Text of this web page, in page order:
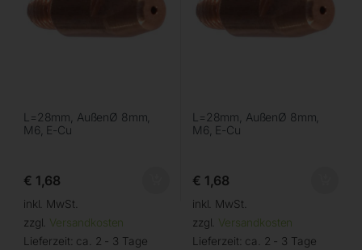
L=28mm, AußenØ 8mm,
M6, E-Cu
€ 1,68
inkl. MwSt.
zzgl. Versandkosten
Lieferzeit: ca. 2 - 3 Tage
L=28mm, AußenØ 8mm,
M6, E-Cu
€ 1,68
inkl. MwSt.
zzgl. Versandkosten
Lieferzeit: ca. 2 - 3 Tage